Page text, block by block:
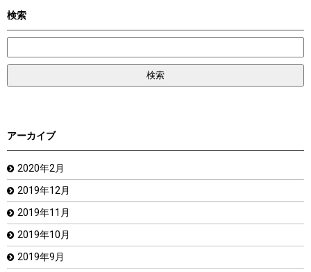
検索
アーカイブ
2020年2月
2019年12月
2019年11月
2019年10月
2019年9月